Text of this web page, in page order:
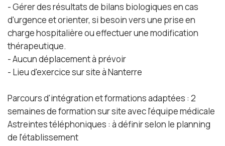
- Gérer des résultats de bilans biologiques en cas
d'urgence et orienter, si besoin vers une prise en
charge hospitalière ou effectuer une modification
thérapeutique.
- Aucun déplacement à prévoir
- Lieu d'exercice sur site à Nanterre
Parcours d'intégration et formations adaptées : 2
semaines de formation sur site avec l'équipe médicale
Astreintes téléphoniques : à définir selon le planning
de l'établissement